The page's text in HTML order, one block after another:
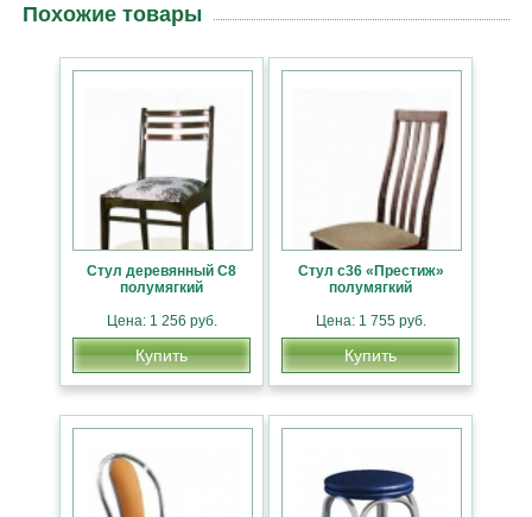
Похожие товары
Стул деревянный С8
полумягкий
Цена: 1 256 руб.
Купить
Стул с36 «Престиж»
полумягкий
Цена: 1 755 руб.
Купить